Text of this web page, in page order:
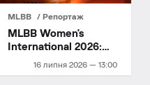
MLBB Репортаж
16 липня 2026 — 13:00
MLBB Women's
International 2026:
чвертьфінал плей-оф